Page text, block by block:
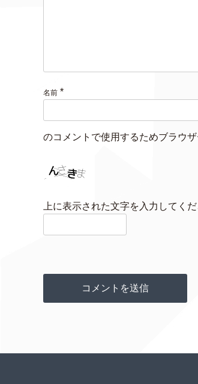
名前 *
のコメントで使用するためブラウ
上に表示された文字を入力してくだ